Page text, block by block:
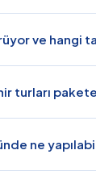
ve hangi
turları
ne